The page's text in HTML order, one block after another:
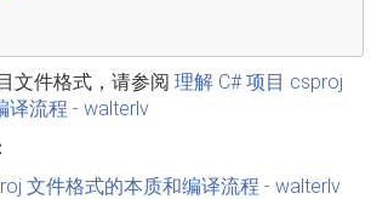
文件格式，请参阅 理解 C# 项目 csproj
译流程 - walterlv
文件格式的本质和编译流程 - walterlv